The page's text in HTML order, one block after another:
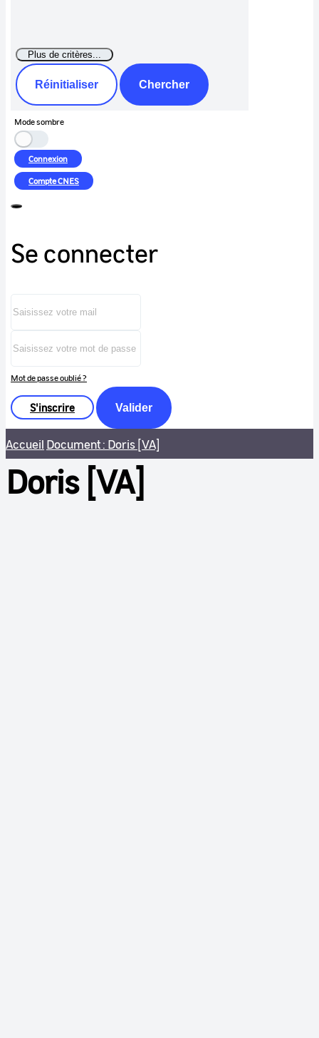
Réinitialiser Chercher
Mode sombre
Connexion
CompteCNES
Se connecter
Mot de passe oublié ?
S'inscrire Valider
Accueil Document : Doris [VA]
Doris [VA]